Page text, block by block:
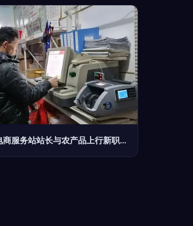
守望“最初一公里” 电商服务站站长与农产品上行新职业群体的崛起